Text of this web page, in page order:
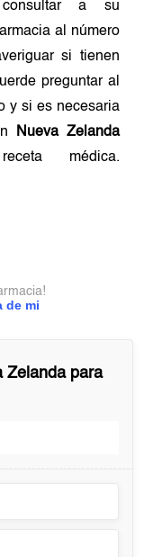
a su
al número
si tienen
preguntar al
y si es necesaria
Nueva Zelanda
médica.
de mi
Zelandapara